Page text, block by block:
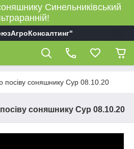
Синельниківський
посіву соняшнику Сур 08.10.20
соняшнику Сур 08.10.20